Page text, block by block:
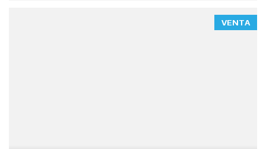
VENTA